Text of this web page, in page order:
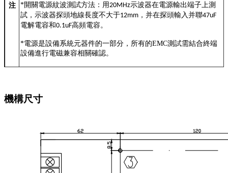
注
*開關電源紋波測試方法：用20MHz示波器在電源輸出端子上測
試，示波器探頭地線長度不大于12mm ，并在探頭輸入并聯47uF
電解電容和0.1uF高頻電容。
*電源是設備系統元器件的一部分，所有的EMC測試需結合終端
設備進行電磁兼容相關確認。
機構尺寸